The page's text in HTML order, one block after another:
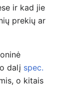
ir kad jie
prekių ar
dalį spec.
o kitais